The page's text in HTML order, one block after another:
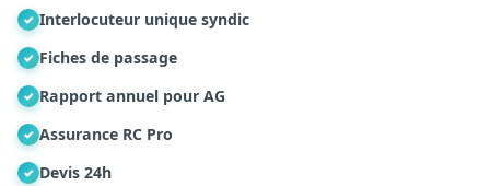
✓ Interlocuteur unique syndic
✓ Fiches de passage
✓ Rapport annuel pour AG
✓ Assurance RC Pro
✓ Devis 24h